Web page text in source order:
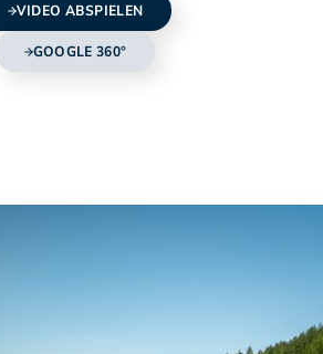
VIDEO ABSPIELEN
GOOGLE 360°